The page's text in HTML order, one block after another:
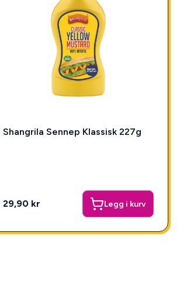
Shangrila Sennep Klassisk 227g
29,90 kr Legg i kurv